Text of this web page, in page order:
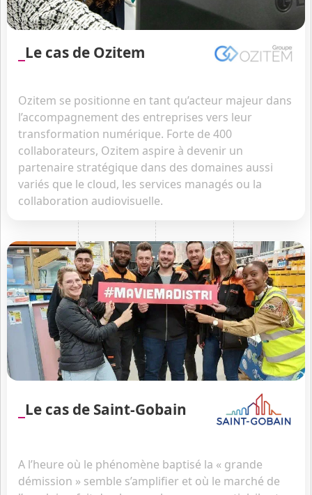
Le cas de Ozitem
Ozitem se positionne en tant qu’acteur majeur dans
l’accompagnement des entreprises vers leur
transformation numérique. Forte de 400
collaborateurs, Ozitem aspire à devenir un
partenaire stratégique dans des domaines aussi
variés que le cloud, les services managés ou la
collaboration audiovisuelle.
Le cas de Saint-Gobain
A l’heure où le phénomène baptisé la « grande
démission » semble s’amplifier et où le marché de